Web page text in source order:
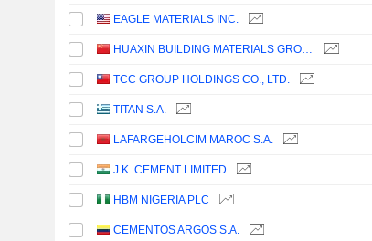
EAGLE MATERIALS INC.
HUAXIN BUILDING MATERIALS GROUP CO., LTD.
TCC GROUP HOLDINGS CO., LTD.
TITAN S.A.
LAFARGEHOLCIM MAROC S.A.
J.K. CEMENT LIMITED
HBM NIGERIA PLC
CEMENTOS ARGOS S.A.